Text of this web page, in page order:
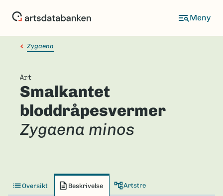
Zygaena
Art
Smalkantet
bloddråpesvermer
Zygaena minos
Oversikt Beskrivelse Artstre